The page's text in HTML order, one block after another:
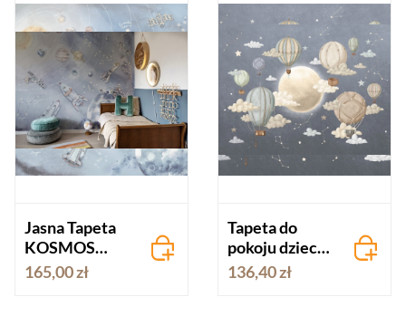
Jasna Tapeta
KOSMOS
niebieska
165,00 zł
Tapeta do
pokoju dziecka
z balonami
STARDUS II
136,40 zł